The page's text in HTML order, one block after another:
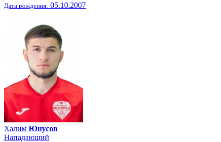
Дата рождения: 05.10.2007
Халим Юнусов
Нападающий